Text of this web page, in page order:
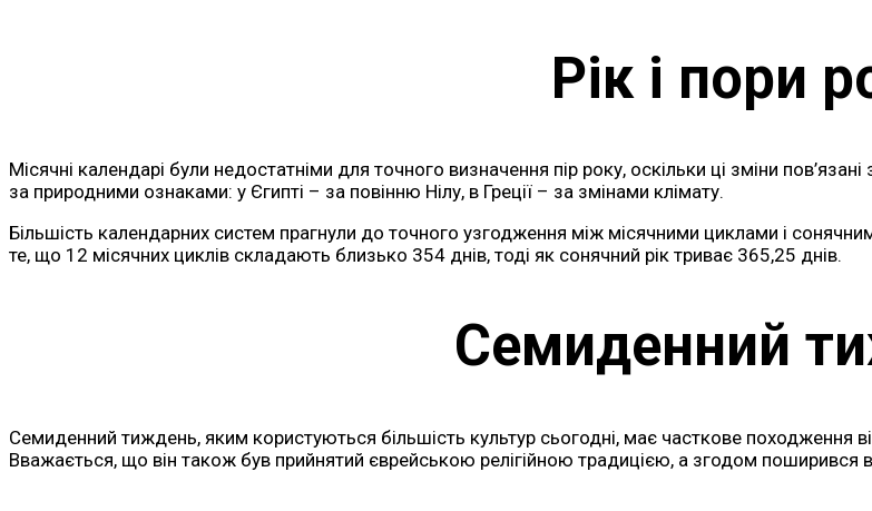
Рік і пори
Місячні календарі були недостатніми для точного визначення пір року, оскільки ці зміни
за природними ознаками: у Єгипті – за повінню Нілу, в Греції – за змінами клімату.
Більшість календарних систем прагнули до точного узгодження між місячними циклами і
те, що 12 місячних циклів складають близько 354 днів, тоді як сонячний рік триває 365,25 днів.
Семиденний
Семиденний тиждень, яким користуються більшість культур сьогодні, має часткове походження
Вважається, що він також був прийнятий єврейською релігійною традицією, а згодом поширився